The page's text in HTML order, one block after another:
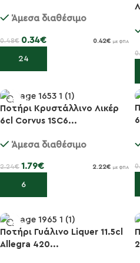
Άμεσα διαθέσιμο
0.48€ 0.34€ 0.42€ με ΦΠΑ
Προσθήκη στο καλάθι
-20%
Ποτήρι Κρυστάλλινο Λικέρ
6cl Corvus 1SC6...
Άμεσα διαθέσιμο
2.24€ 1.79€ 2.22€ με ΦΠΑ
Προσθήκη στο καλάθι
-10%
Ποτήρι Γυάλινο Liquer 11.5cl
Allegra 420...